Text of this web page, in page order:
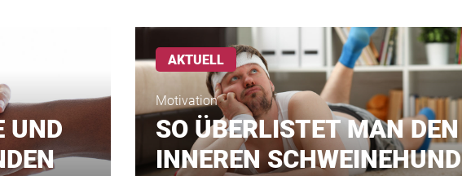
UND
AKTUELL
Motivation
SO ÜBERLISTET MAN DEN
INNEREN SCHWEINEHUND